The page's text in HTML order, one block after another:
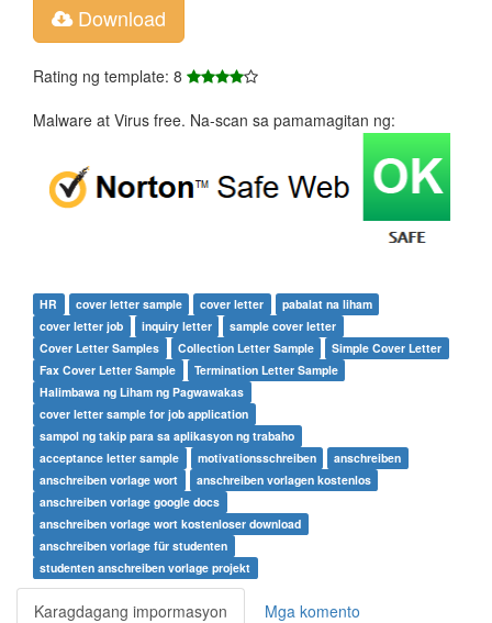
Download
Rating ng template: 8
Malware at Virus free. Na-scan sa pamamagitan ng:
HR cover letter sample cover letter
pabalat na liham
cover letter job
inquiry letter
sample cover letter
Cover Letter Samples
Collection Letter Sample
Simple Cover Letter
Fax Cover Letter Sample
Termination Letter Sample
Halimbawa ng Liham ng Pagwawakas
cover letter sample for job application
sampol ng takip para sa aplikasyon ng trabaho
acceptance letter sample
motivationsschreiben
anschreiben
anschreiben vorlage wort
anschreiben vorlagen kostenlos
anschreiben vorlage google docs
anschreiben vorlage wort kostenloser download
anschreiben vorlage für studenten
studenten anschreiben vorlage projekt
Karagdagang impormasyon Mga komento